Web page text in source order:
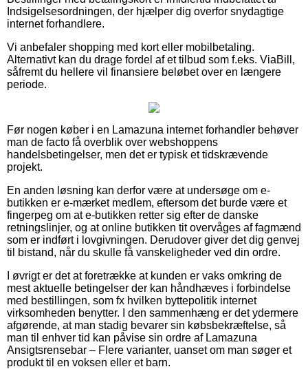
Indsigelsesordningen, der hjælper dig overfor snydagtige
internet forhandlere.
Vi anbefaler shopping med kort eller mobilbetaling.
Alternativt kan du drage fordel af et tilbud som f.eks. ViaBill,
såfremt du hellere vil finansiere beløbet over en længere
periode.
Før nogen køber i en Lamazuna internet forhandler behøver
man de facto få overblik over webshoppens
handelsbetingelser, men det er typisk et tidskrævende
projekt.
En anden løsning kan derfor være at undersøge om e-
butikken er e-mærket medlem, eftersom det burde være et
fingerpeg om at e-butikken retter sig efter de danske
retningslinjer, og at online butikken tit overvåges af fagmænd
som er indført i lovgivningen. Derudover giver det dig genvej
til bistand, når du skulle få vanskeligheder ved din ordre.
I øvrigt er det at foretrække at kunden er vaks omkring de
mest aktuelle betingelser der kan håndhæves i forbindelse
med bestillingen, som fx hvilken byttepolitik internet
virksomheden benytter. I den sammenhæng er det ydermere
afgørende, at man stadig bevarer sin købsbekræftelse, så
man til enhver tid kan påvise sin ordre af Lamazuna
Ansigtsrensebar – Flere varianter, uanset om man søger et
produkt til en voksen eller et barn.